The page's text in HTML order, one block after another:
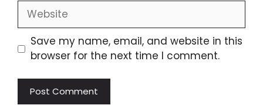
Save my name, email, and website in this
browser for the next time I comment.